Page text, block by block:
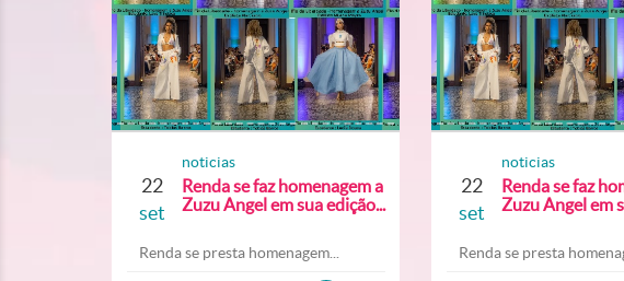
22
set
noticias
Renda se faz homenagem a
Zuzu Angel em sua edição...
Renda se presta homenagem...
22
set
noticias
Renda se faz
Zuzu Angel em
Renda se presta